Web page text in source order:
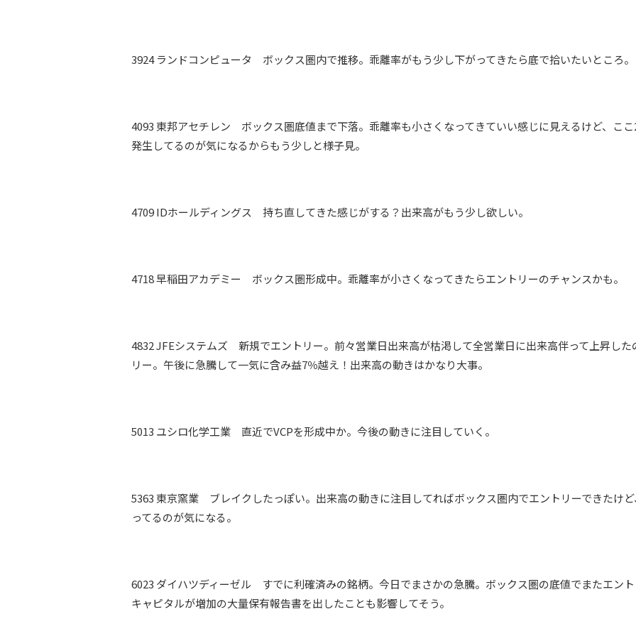
3924 ランドコンピュータ ボックス圏内で推移。乖離率がもう少し下がってきたら底で拾いたいところ。
4093 東邦アセチレン ボックス圏底値まで下落。乖離率も小さくなってきていい感じに見えるけど、こ
発生してるのが気になるからもう少しと様子見。
4709 IDホールディングス 持ち直してきた感じがする？出来高がもう少し欲しい。
4718 早稲田アカデミー ボックス圏形成中。乖離率が小さくなってきたらエントリーのチャンスかも。
4832 JFEシステムズ 新規でエントリー。前々営業日出来高が枯渇して全営業日に出来高伴って上昇し
リー。午後に急騰して一気に含み益7％越え！出来高の動きはかなり大事。
5013 ユシロ化学工業 直近でVCPを形成中か。今後の動きに注目していく。
5363 東京窯業 ブレイクしたっぽい。出来高の動きに注目してればボックス圏内でエントリーできたけ
ってるのが気になる。
6023 ダイハツディーゼル すでに利確済みの銘柄。今日でまさかの急騰。ボックス圏の底値でまたエン
キャピタルが増加の大量保有報告書を出したことも影響してそう。